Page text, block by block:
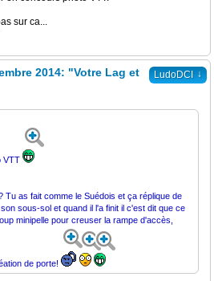
sur ca...
LudoDCI ↓
2014: "Votre Lag et
VTT
Tu as fait comme le Suédois et ça réplique de
sous-sol et quand il l'a finit il c'est dit que ce
minipelle pour creuser la rampe d'accès,
de porte!